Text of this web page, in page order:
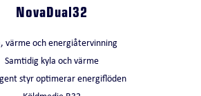
NovaDual32
värme och energiåtervinning
Samtidig kyla och värme
styr optimerar energiflöden